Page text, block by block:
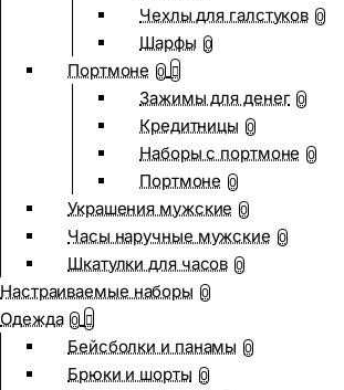
Чехлы для галстуков 0
Шарфы 0
Портмоне 0
Зажимы для денег 0
Кредитницы 0
Наборы с портмоне 0
Портмоне 0
Украшения мужские 0
Часы наручные мужские 0
Шкатулки для часов 0
Настраиваемые наборы 0
Одежда 0
Бейсболки и панамы 0
Брюки и шорты 0